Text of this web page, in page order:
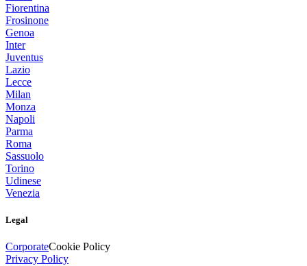
Fiorentina
Frosinone
Genoa
Inter
Juventus
Lazio
Lecce
Milan
Monza
Napoli
Parma
Roma
Sassuolo
Torino
Udinese
Venezia
Legal
CorporateCookie Policy
Privacy Policy